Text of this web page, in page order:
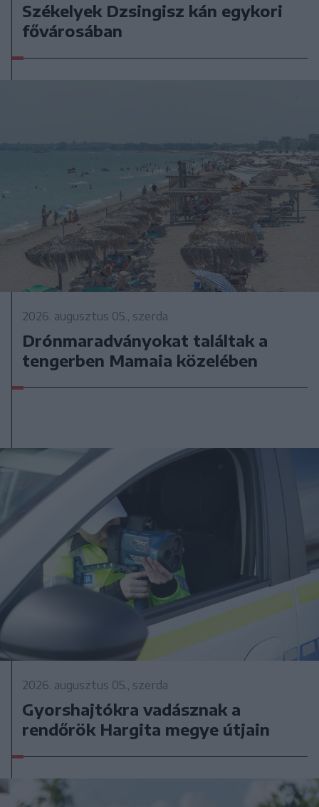
Székelyek Dzsingisz kán egykori
fővárosában
2026. augusztus 05., szerda
Drónmaradványokat találtak a
tengerben Mamaia közelében
2026. augusztus 05., szerda
Gyorshajtókra vadásznak a
rendőrök Hargita megye útjain